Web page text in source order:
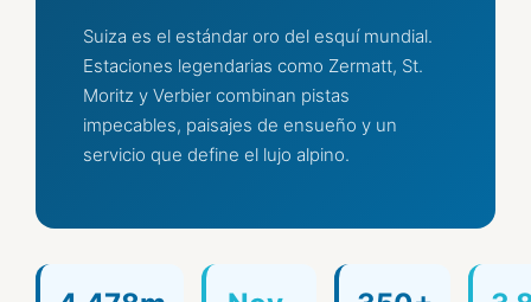
Suiza es el estándar oro del esquí mundial.
Estaciones legendarias como Zermatt, St.
Moritz y Verbier combinan pistas
impecables, paisajes de ensueño y un
servicio que define el lujo alpino.